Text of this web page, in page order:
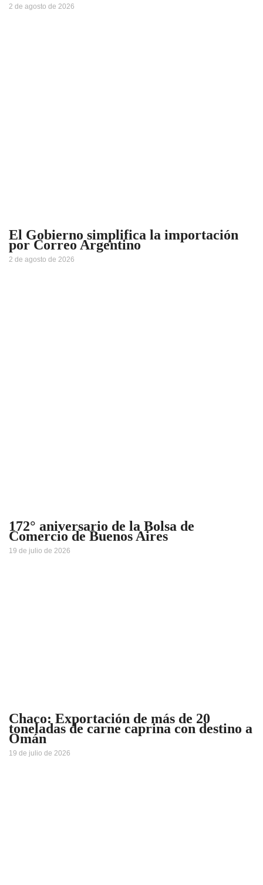
2 de agosto de 2026
El Gobierno simplifica la importación
por Correo Argentino
2 de agosto de 2026
172° aniversario de la Bolsa de
Comercio de Buenos Aires
19 de julio de 2026
Chaco: Exportación de más de 20
toneladas de carne caprina con destino a
Omán
19 de julio de 2026